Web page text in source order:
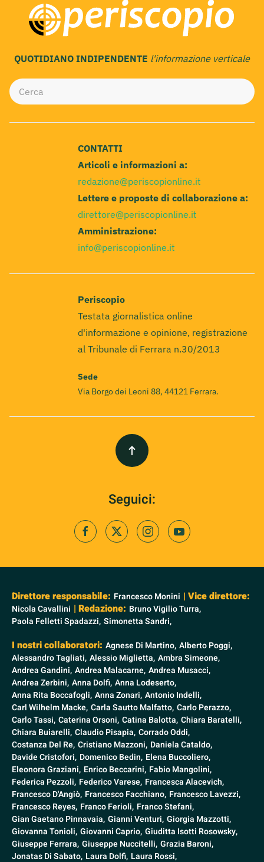
QUOTIDIANO INDIPENDENTE l'informazione verticale
CONTATTI
Articoli e informazioni a:
redazione@periscopionline.it
Lettere e proposte di collaborazione a:
direttore@periscopionline.it
Amministrazione:
info@periscopionline.it
Periscopio
Testata giornalistica online
d'informazione e opinione, registrazione
al Tribunale di Ferrara n.30/2013
Sede
Via Borgo dei Leoni 88, 44121 Ferrara.
Seguici:
Direttore responsabile: Francesco Monini | Vice direttore:
Nicola Cavallini | Redazione: Bruno Vigilio Turra,
Paola Felletti Spadazzi, Simonetta Sandri,
I nostri collaboratori: Agnese Di Martino, Alberto Poggi,
Alessandro Tagliati, Alessio Miglietta, Ambra Simeone,
Andrea Gandini, Andrea Malacarne, Andrea Musacci,
Andrea Zerbini, Anna Dolfi, Anna Lodeserto,
Anna Rita Boccafogli, Anna Zonari, Antonio Indelli,
Carl Wilhelm Macke, Carla Sautto Malfatto, Carlo Perazzo,
Carlo Tassi, Caterina Orsoni, Catina Balotta, Chiara Baratelli,
Chiara Buiarelli, Claudio Pisapia, Corrado Oddi,
Costanza Del Re, Cristiano Mazzoni, Daniela Cataldo,
Davide Cristofori, Domenico Bedin, Elena Buccoliero,
Eleonora Graziani, Enrico Beccarini, Fabio Mangolini,
Federica Pezzoli, Federico Varese, Francesca Alacevich,
Francesco D'Angiò, Francesco Facchiano, Francesco Lavezzi,
Francesco Reyes, Franco Ferioli, Franco Stefani,
Gian Gaetano Pinnavaia, Gianni Venturi, Giorgia Mazzotti,
Giovanna Tonioli, Giovanni Caprio, Giuditta Isotti Rosowsky,
Giuseppe Ferrara, Giuseppe Nuccitelli, Grazia Baroni,
Jonatas Di Sabato, Laura Dolfi, Laura Rossi,